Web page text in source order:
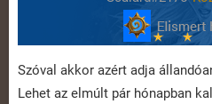
Szóval akkor azért adja
Lehet az elmúlt pár hónapban